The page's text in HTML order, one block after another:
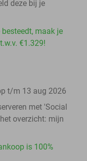
deze bij je
maak je
€1.329!
t/m 13 aug 2026
met 'Social
overzicht: mijn
is 100%